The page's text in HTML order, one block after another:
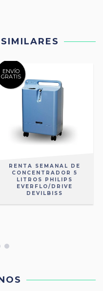
ENVÍO
GRATIS
RENTA SEMANAL DE
CONCENTRADOR 5
LITROS PHILIPS
EVERFLO/DRIVE
DEVILBISS